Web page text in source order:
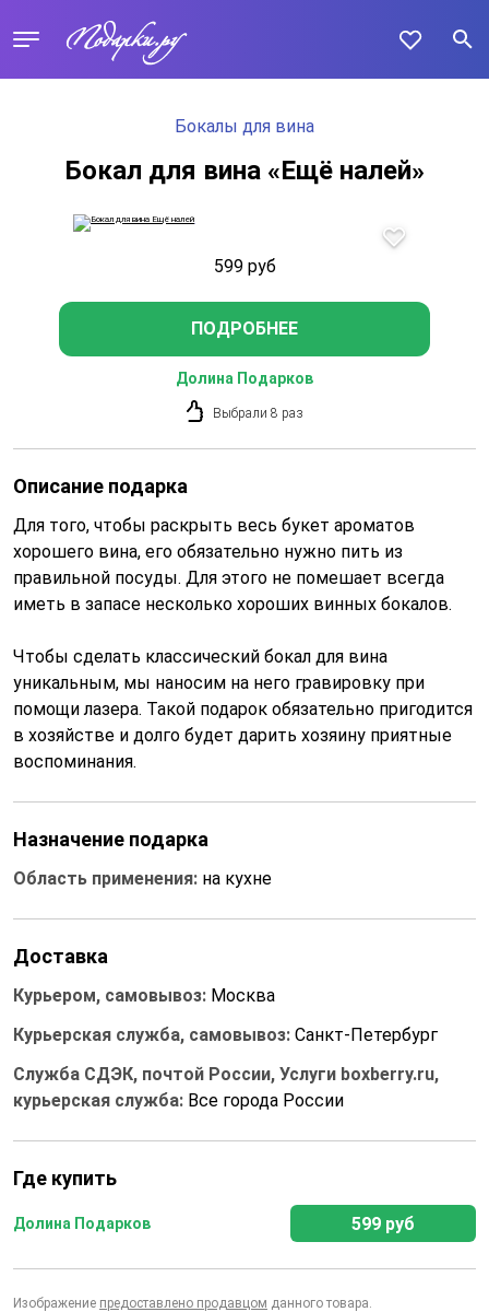
Бокалы для вина
Бокал для вина «Ещё налей»
599 руб
ПОДРОБНЕЕ
Долина Подарков
Выбрали 8 раз
Описание подарка
Для того, чтобы раскрыть весь букет ароматов
хорошего вина, его обязательно нужно пить из
правильной посуды. Для этого не помешает всегда
иметь в запасе несколько хороших винных бокалов.
Чтобы сделать классический бокал для вина
уникальным, мы наносим на него гравировку при
помощи лазера. Такой подарок обязательно пригодится
в хозяйстве и долго будет дарить хозяину приятные
воспоминания.
Назначение подарка
Область применения: на кухне
Доставка
Курьером, самовывоз: Москва
Курьерская служба, самовывоз: Санкт-Петербург
Служба СДЭК, почтой России, Услуги boxberry.ru,
курьерская служба: Все города России
Где купить
Долина Подарков 599 руб
Изображение предоставлено продавцом данного товара.